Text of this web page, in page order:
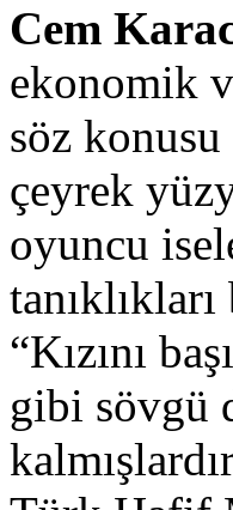
Cem
ekonomik
söz
çeyrek
oyuncu
“Kızını
gibi sövgü